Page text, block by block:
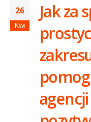
26
Kwi
Jak za